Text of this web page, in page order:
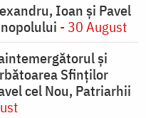
Ioan şi Pavel
- 30 August
şi
Sfinţilor
cel Nou, Patriarhii